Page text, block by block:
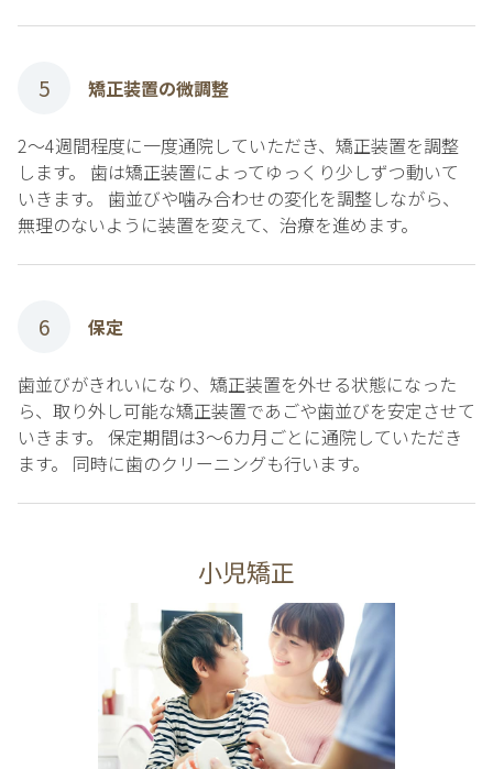
5 矯正装置の微調整
2～4週間程度に一度通院していただき、矯正装置を調整
します。 歯は矯正装置によってゆっくり少しずつ動いて
いきます。 歯並びや噛み合わせの変化を調整しながら、
無理のないように装置を変えて、治療を進めます。
6 保定
歯並びがきれいになり、矯正装置を外せる状態になった
ら、取り外し可能な矯正装置であごや歯並びを安定させて
いきます。 保定期間は3～6カ月ごとに通院していただき
ます。 同時に歯のクリーニングも行います。
小児矯正